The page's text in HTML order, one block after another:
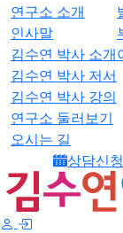
연구소 소개
인사말
김수연 박사 소개
김수연 박사 저서
김수연 박사 강의
연구소 둘러보기
오시는 길
상담신청